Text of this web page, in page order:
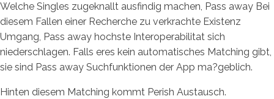
Welche Singles zugeknallt ausfindig machen, Pass away Bei
diesem Fallen einer Recherche zu verkrachte Existenz
Umgang, Pass away hochste Interoperabilitat sich
niederschlagen. Falls eres kein automatisches Matching gibt,
sie sind Pass away Suchfunktionen der App ma?geblich.
Hinten diesem Matching kommt Perish Austausch.